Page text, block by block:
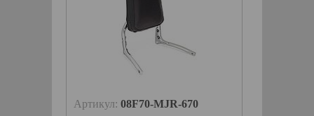
Артикул: 08F70-MJR-670